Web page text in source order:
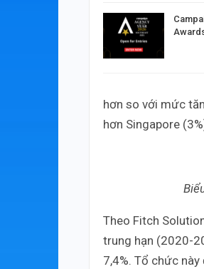
hơn so với mức
hơn Singapore
Theo Fitch
trung hạn (2020-
7,4%. Tổ chức